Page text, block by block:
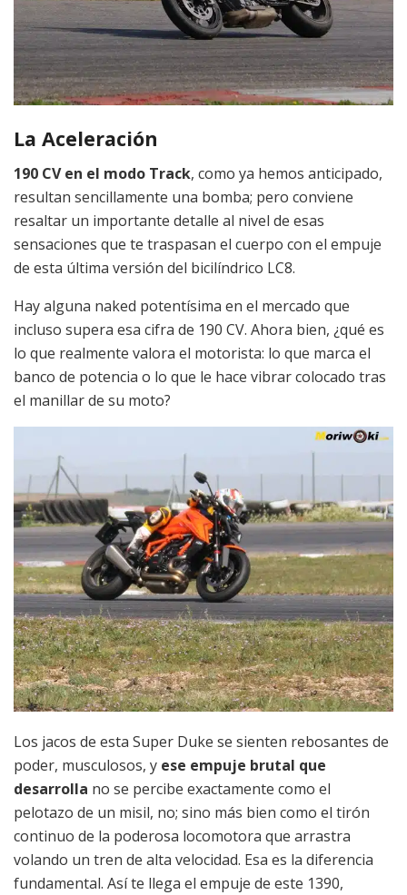
La Aceleración
190 CV en el modo Track, como ya hemos anticipado,
resultan sencillamente una bomba; pero conviene
resaltar un importante detalle al nivel de esas
sensaciones que te traspasan el cuerpo con el empuje
de esta última versión del bicilíndrico LC8.
Hay alguna naked potentísima en el mercado que
incluso supera esa cifra de 190 CV. Ahora bien, ¿qué es
lo que realmente valora el motorista: lo que marca el
banco de potencia o lo que le hace vibrar colocado tras
el manillar de su moto?
Los jacos de esta Super Duke se sienten rebosantes de
poder, musculosos, y ese empuje brutal que
desarrolla no se percibe exactamente como el
pelotazo de un misil, no; sino más bien como el tirón
continuo de la poderosa locomotora que arrastra
volando un tren de alta velocidad. Esa es la diferencia
fundamental. Así te llega el empuje de este 1390,